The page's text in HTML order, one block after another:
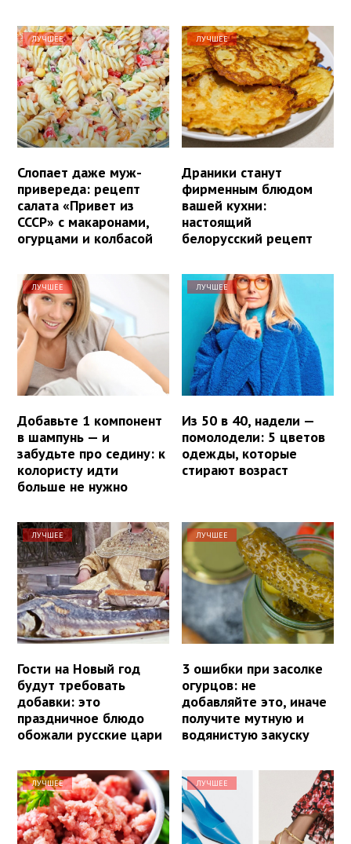
ЛУЧШЕЕ
Слопает даже муж-
привереда: рецепт
салата «Привет из
СССР» с макаронами,
огурцами и колбасой
ЛУЧШЕЕ
Драники станут
фирменным блюдом
вашей кухни:
настоящий
белорусский рецепт
ЛУЧШЕЕ
Добавьте 1 компонент
в шампунь — и
забудьте про седину: к
колористу идти
больше не нужно
ЛУЧШЕЕ
Из 50 в 40, надели —
помолодели: 5 цветов
одежды, которые
стирают возраст
ЛУЧШЕЕ
Гости на Новый год
будут требовать
добавки: это
праздничное блюдо
обожали русские цари
ЛУЧШЕЕ
3 ошибки при засолке
огурцов: не
добавляйте это, иначе
получите мутную и
водянистую закуску
ЛУЧШЕЕ ЛУЧШЕЕ